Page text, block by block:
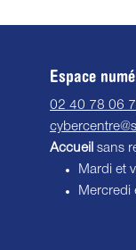
Espace
02 40 78 06
Accueil sans
Mardi et
Mercredi